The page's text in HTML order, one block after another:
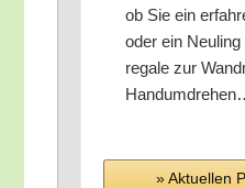
ob Sie ein
oder ein
re­ga­le zur
» Aktu­el­len